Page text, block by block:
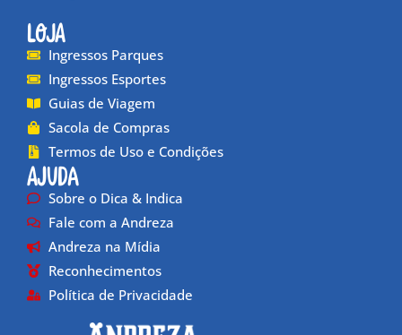
Loja
Ingressos Parques
Ingressos Esportes
Guias de Viagem
Sacola de Compras
Termos de Uso e Condições
Ajuda
Sobre o Dica & Indica
Fale com a Andreza
Andreza na Mídia
Reconhecimentos
Política de Privacidade